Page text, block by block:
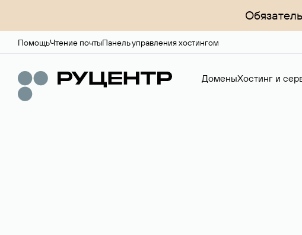
ПомощьЧтение почтыПанель управления хостингом
ДоменыХостинг и